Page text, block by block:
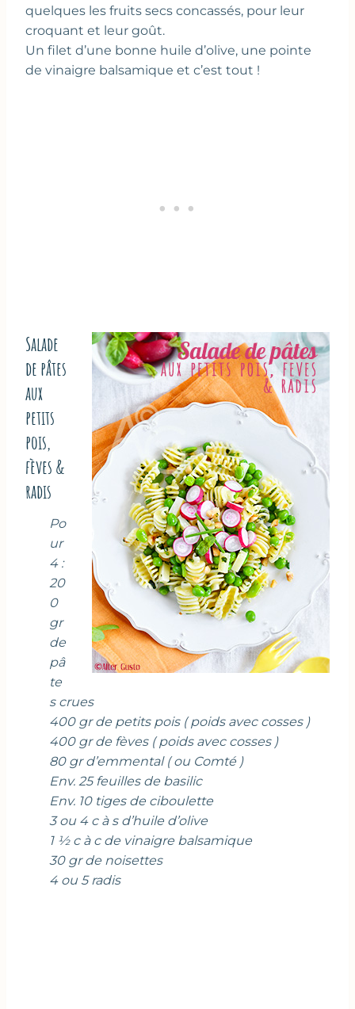
quelques les fruits secs concassés, pour leur
croquant et leur goût.
Un filet d’une bonne huile d’olive, une pointe
de vinaigre balsamique et c’est tout !
Salade
de pâtes
aux
petits
pois,
fèves &
radis
Po
ur
4 :
20
0
gr
de
pâ
te
s crues
400 gr de petits pois ( poids avec cosses )
400 gr de fèves ( poids avec cosses )
80 gr d’emmental ( ou Comté )
Env. 25 feuilles de basilic
Env. 10 tiges de ciboulette
3 ou 4 c à s d’huile d’olive
1 ½ c à c de vinaigre balsamique
30 gr de noisettes
4 ou 5 radis